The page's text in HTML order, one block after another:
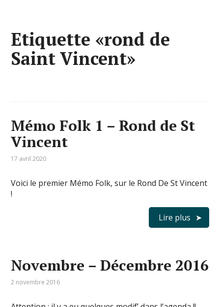
Etiquette «rond de
Saint Vincent»
Mémo Folk 1 – Rond de St
Vincent
17 avril 2020
Voici le premier Mémo Folk, sur le Rond De St Vincent
!
Lire plus
Novembre – Décembre 2016
2 novembre 2016